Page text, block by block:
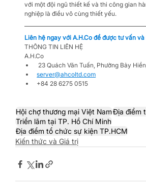
với một đội ngũ thiết kế và thi công gian
nghiệp là điều vô cùng thiết yếu.
Liên hệ ngay với A.H.Co để được tư vấn
THÔNG TIN LIÊN HỆ
A.H.Co
23 Quách Văn Tuấn, Phường Bảy
server@ahcoltd.com
+84 28 6275 0515
Hội chợ thương mại Việt NamĐịa điểm
Triển lãm tại TP. Hồ Chí Minh
Địa điểm tổ chức sự kiện TP.HCM
Kiến thức và Giá trị